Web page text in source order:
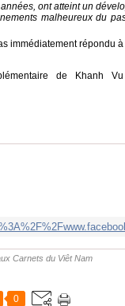
ont atteint un
malheureux du
immédiatement répondu
de Khanh
Carnets du Viêt Nam
0